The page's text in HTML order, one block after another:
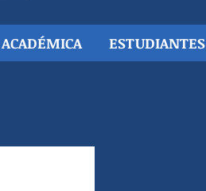
ACADÉMICA ESTUDIANTES